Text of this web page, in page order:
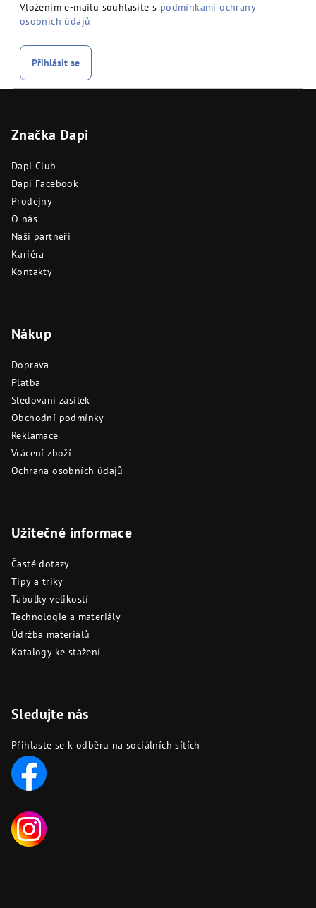
Vložením e-mailu souhlasíte s podmínkami ochrany
osobních údajů
Přihlásit se
Značka Dapi
Dapi Club
Dapi Facebook
Prodejny
O nás
Naši partneři
Kariéra
Kontakty
Nákup
Doprava
Platba
Sledování zásilek
Obchodní podmínky
Reklamace
Vrácení zboží
Ochrana osobních údajů
Užitečné informace
Časté dotazy
Tipy a triky
Tabulky velikostí
Technologie a materiály
Údržba materiálů
Katalogy ke stažení
Sledujte nás
Přihlaste se k odběru na sociálních sítích